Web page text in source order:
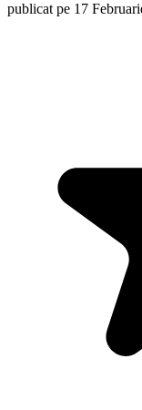
publicat pe 17